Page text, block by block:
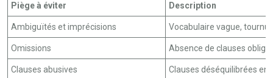
Piège à éviter Description
Ambiguïtés et imprécisions Vocabulaire vague,
Omissions Absence de clauses
Clauses abusives Clauses déséquilibrées en